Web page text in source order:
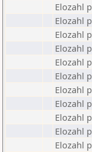
Elozahl
Elozahl
Elozahl
Elozahl
Elozahl
Elozahl
Elozahl
Elozahl
Elozahl
Elozahl
Elozahl